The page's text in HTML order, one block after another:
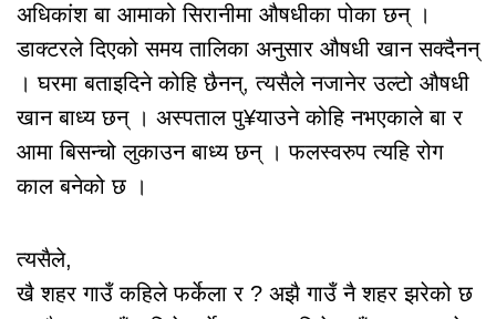
अधिकांश बा आमाको सिरानीमा औषधीका पोका छन् ।
डाक्टरले दिएको समय तालिका अनुसार औषधी खान सक्दैनन्
। घरमा बताइदिने कोहि छैनन्, त्यसैले नजानेर उल्टो औषधी
खान बाध्य छन् । अस्पताल पु¥याउने कोहि नभएकाले बा र
आमा बिसन्चो लुकाउन बाध्य छन् । फलस्वरुप त्यहि रोग
काल बनेको छ ।
त्यसैले,
खै शहर गाउँ कहिले फर्केला र ? अझै गाउँ नै शहर झरेको छ